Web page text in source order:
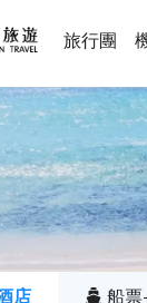
旅行團
店 船